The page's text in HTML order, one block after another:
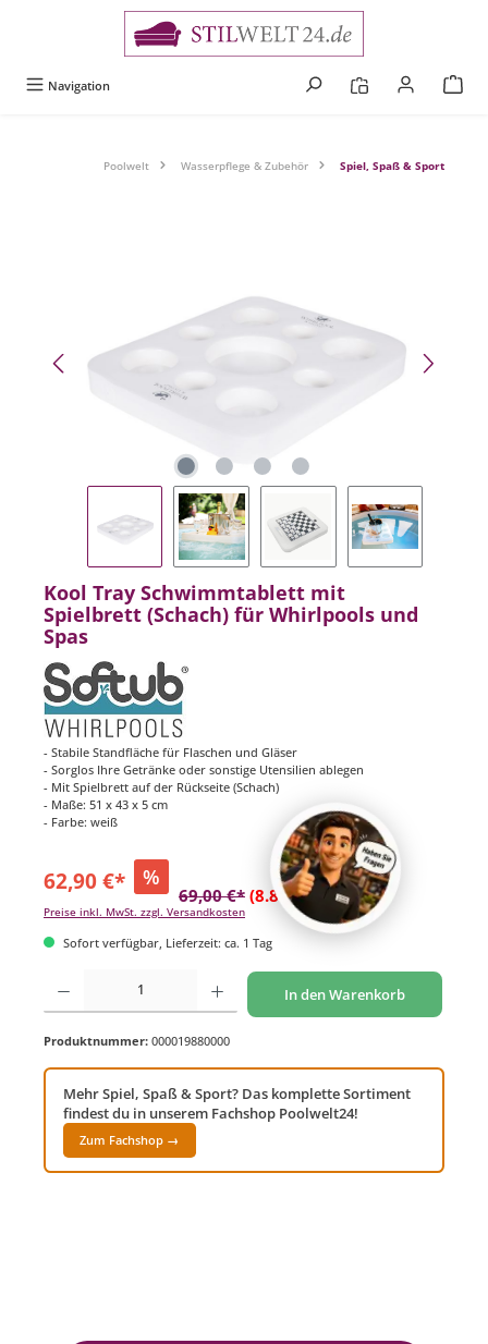
Navigation
Poolwelt Wasserpflege & Zubehör Spiel, Spaß & Sport
Kool Tray Schwimmtablett mit
Spielbrett (Schach) für Whirlpools und
Spas
- Stabile Standfläche für Flaschen und Gläser
- Sorglos Ihre Getränke oder sonstige Utensilien ablegen
- Mit Spielbrett auf der Rückseite (Schach)
- Maße: 51 x 43 x 5 cm
- Farbe: weiß
62,90 €* %
69,00 €* (8.84% gespart)
Preise inkl. MwSt. zzgl. Versandkosten
Sofort verfügbar, Lieferzeit: ca. 1 Tag
Produkt Anzahl: Gib den gewünschten Wert ein oder benutze die Schaltflächen um
In den Warenkorb
Produktnummer: 000019880000
Mehr Spiel, Spaß & Sport? Das komplette Sortiment
findest du in unserem Fachshop Poolwelt24!
Zum Fachshop →